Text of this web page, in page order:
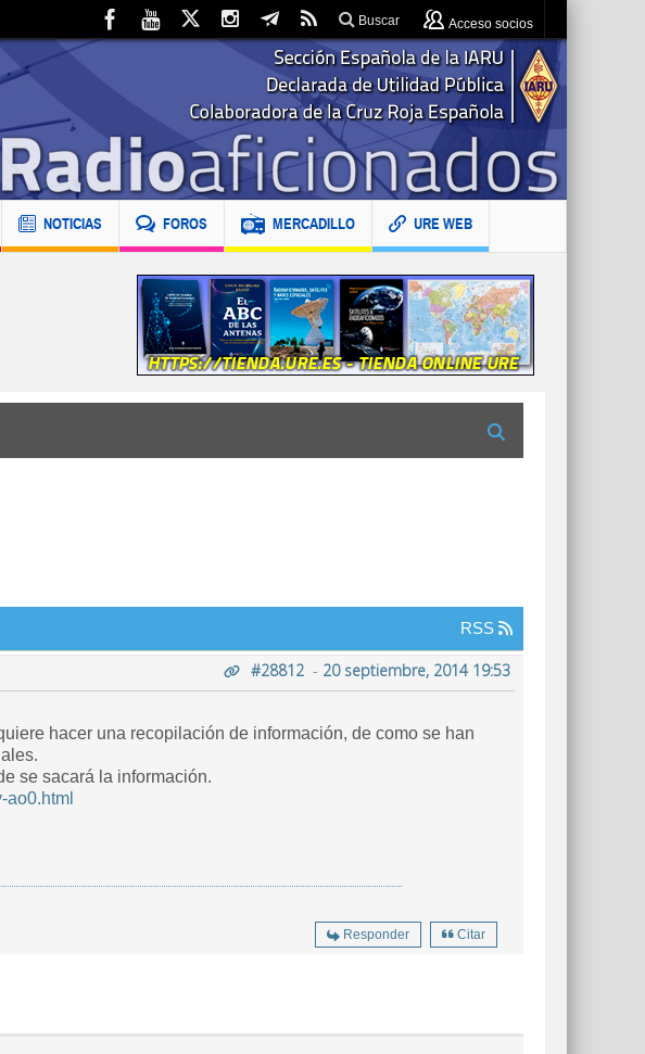
Buscar Acceso socios
NOTICIAS FOROS MERCADILLO URE WEB
RSS
#28812 - 20 septiembre, 2014 19:53
hacer una recopilación de información, de como se han
se sacará la información.
Responder Citar